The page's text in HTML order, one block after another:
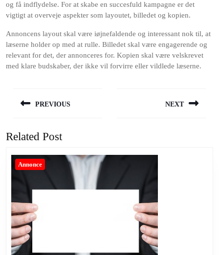
og få indflydelse. For at skabe en succesfuld kampagne er det
vigtigt at overveje aspekter som layoutet, billedet og kopien.
Annoncens layout skal være iøjnefaldende og interessant nok til, at
læserne holder op med at rulle. Billedet skal være engagerende og
relevant for det, der annonceres for. Kopien skal være velskrevet
med klare budskaber, der ikke vil forvirre eller vildlede læserne.
PREVIOUS
post:
NEXT
Related Post
Annonce